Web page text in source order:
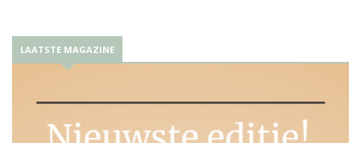
LAATSTE MAGAZINE